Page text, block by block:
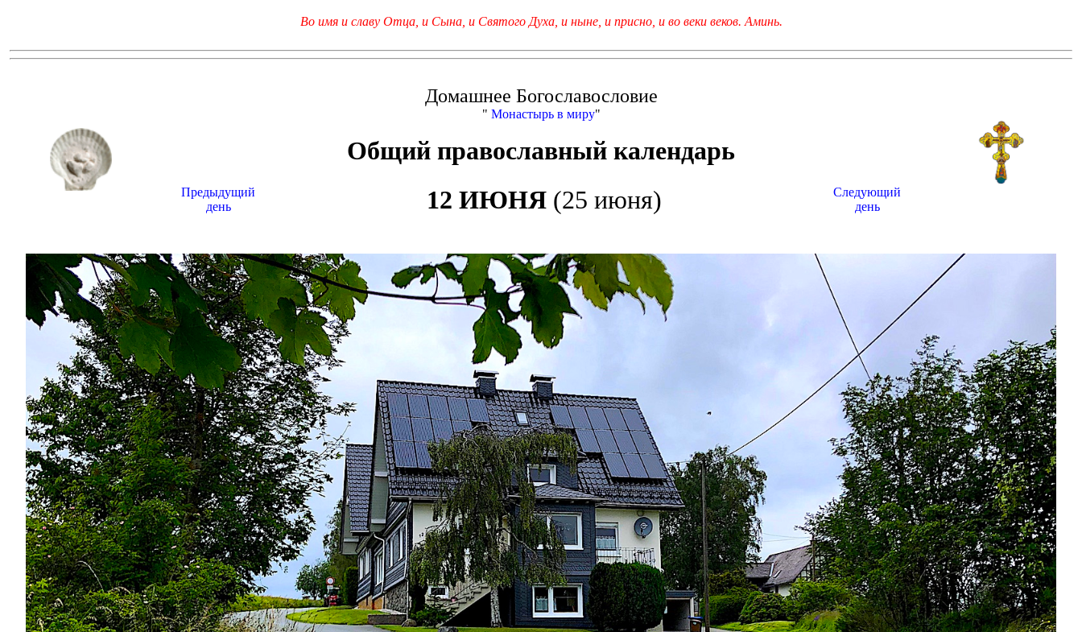
Во имя и славу Отца, и Сына, и Святого Духа, и ныне, и присно, и во веки веков. Аминь.
Домашнее Богославословие
" Монастырь в миру"
Общий православный календарь
Предыдущий
день
12 ИЮНЯ (25 июня)
Следующий
день